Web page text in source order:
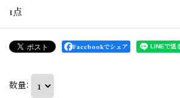
1点
Facebookでシェア
数量: